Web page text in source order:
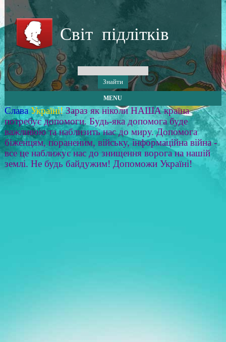
Світ підлітків
MENU
Слава Україні! Зараз як ніколи НАША країна
потребує допомоги. Будь-яка допомога буде
важливою та наблизить нас до миру. Допомога
біженцям, пораненим, війську, інформаційна війна -
все це наближує нас до знищення ворога на нашій
землі. Не будь байдужим! Допоможи Україні!